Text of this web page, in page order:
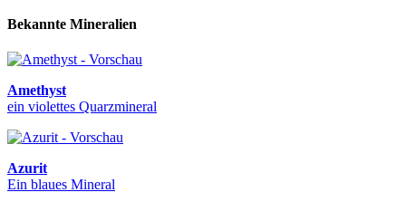
Bekannte Mineralien
Amethyst
ein violettes Quarzmineral
Azurit
Ein blaues Mineral